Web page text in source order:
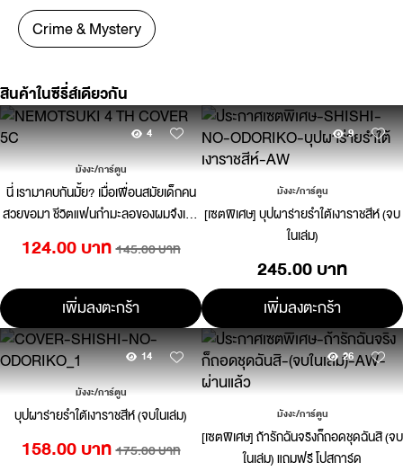
Crime & Mystery
สินค้าในซีรี่ส์เดียวกัน
4
มังงะ/การ์ตูน
นี่ เรามาคบกันมั้ย? เมื่อเพื่อนสมัยเด็กคน
สวยขอมา ชีวิตแฟนกำมะลอของผมจึงเริ่ม
124.00 บาท 145.00 บาท
เพิ่มลงตะกร้า
9
มังงะ/การ์ตูน
[เซตพิเศษ] บุปผาร่ายรำใต้เงาราชสีห์ (จบ
ในเล่ม)
245.00 บาท
เพิ่มลงตะกร้า
14
มังงะ/การ์ตูน
บุปผาร่ายรำใต้เงาราชสีห์ (จบในเล่ม)
158.00 บาท 175.00 บาท
26
มังงะ/การ์ตูน
[เซตพิเศษ] ถ้ารักฉันจริงก็ถอดชุดฉันสิ (จบ
ในเล่ม) แถมฟรี โปสการ์ด